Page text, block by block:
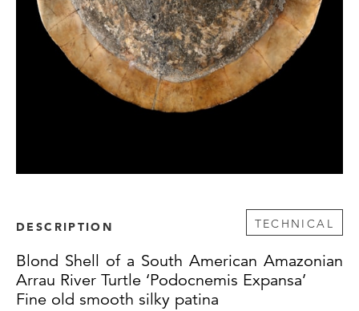
DESCRIPTION TECHNICAL
Blond Shell of a South American Amazonian
Arrau River Turtle ‘Podocnemis Expansa’
Fine old smooth silky patina